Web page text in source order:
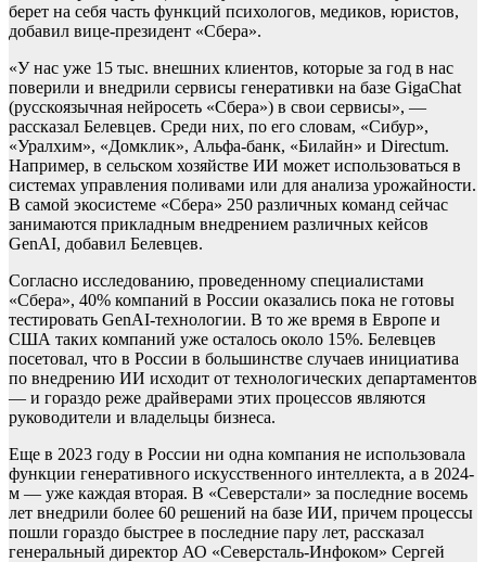
берет на себя часть функций психологов, медиков, юристов,
добавил вице-президент «Сбера».
«У нас уже 15 тыс. внешних клиентов, которые за год в нас
поверили и внедрили сервисы генеративки на базе GigaChat
(русскоязычная нейросеть «Сбера») в свои сервисы», —
рассказал Белевцев. Среди них, по его словам, «Сибур»,
«Уралхим», «Домклик», Альфа-банк, «Билайн» и Directum.
Например, в сельском хозяйстве ИИ может использоваться в
системах управления поливами или для анализа урожайности.
В самой экосистеме «Сбера» 250 различных команд сейчас
занимаются прикладным внедрением различных кейсов
GenAI, добавил Белевцев.
Согласно исследованию, проведенному специалистами
«Сбера», 40% компаний в России оказались пока не готовы
тестировать GenAI-технологии. В то же время в Европе и
США таких компаний уже осталось около 15%. Белевцев
посетовал, что в России в большинстве случаев инициатива
по внедрению ИИ исходит от технологических департаментов
— и гораздо реже драйверами этих процессов являются
руководители и владельцы бизнеса.
Еще в 2023 году в России ни одна компания не использовала
функции генеративного искусственного интеллекта, а в 2024-
м — уже каждая вторая. В «Северстали» за последние восемь
лет внедрили более 60 решений на базе ИИ, причем процессы
пошли гораздо быстрее в последние пару лет, рассказал
генеральный директор АО «Северсталь-Инфоком» Сергей